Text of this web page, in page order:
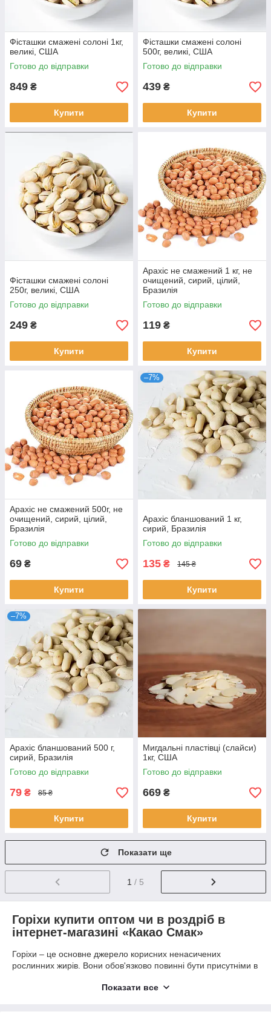
Фісташки смажені солоні 1кг,
великі, США
Готово до відправки
849 ₴
Купити
Фісташки смажені солоні
500г, великі, США
Готово до відправки
439 ₴
Купити
Фісташки смажені солоні
250г, великі, США
Готово до відправки
249 ₴
Купити
Арахіс не смажений 1 кг, не
очищений, сирий, цілий,
Бразилія
Готово до відправки
119 ₴
Купити
Арахіс не смажений 500г, не
очищений, сирий, цілий,
Бразилія
Готово до відправки
69 ₴
Купити
–7%
Арахіс бланшований 1 кг,
сирий, Бразилія
Готово до відправки
135 ₴ 145 ₴
Купити
–7%
Арахіс бланшований 500 г,
сирий, Бразилія
Готово до відправки
79 ₴ 85 ₴
Купити
Мигдальні пластівці (слайси)
1кг, США
Готово до відправки
669 ₴
Купити
Показати ще
1 / 5
Горіхи купити оптом чи в роздріб в
інтернет-магазині «Какао Смак»
Горіхи – це основне джерело корисних ненасичених
рослинних жирів. Вони обов'язково повинні бути присутніми в
вітамінів та мінералів, які потрібні для нормального
Показати все